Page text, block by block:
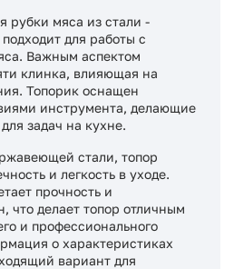
рубки мяса из стали -
для работы с
Важным аспектом
клинка, влияющая на
Топорик оснащен
инструмента, делающие
задач на кухне.
стали, топор
и легкость в уходе.
прочность и
что делает топор отличным
и профессионального
о характеристиках
вариант для